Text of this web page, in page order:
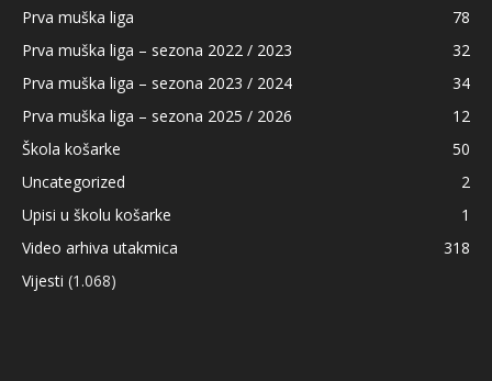
Prva muška liga
78
Prva muška liga – sezona 2022 / 2023
32
Prva muška liga – sezona 2023 / 2024
34
Prva muška liga – sezona 2025 / 2026
12
Škola košarke
50
Uncategorized
2
Upisi u školu košarke
1
Video arhiva utakmica
318
Vijesti (1.068)